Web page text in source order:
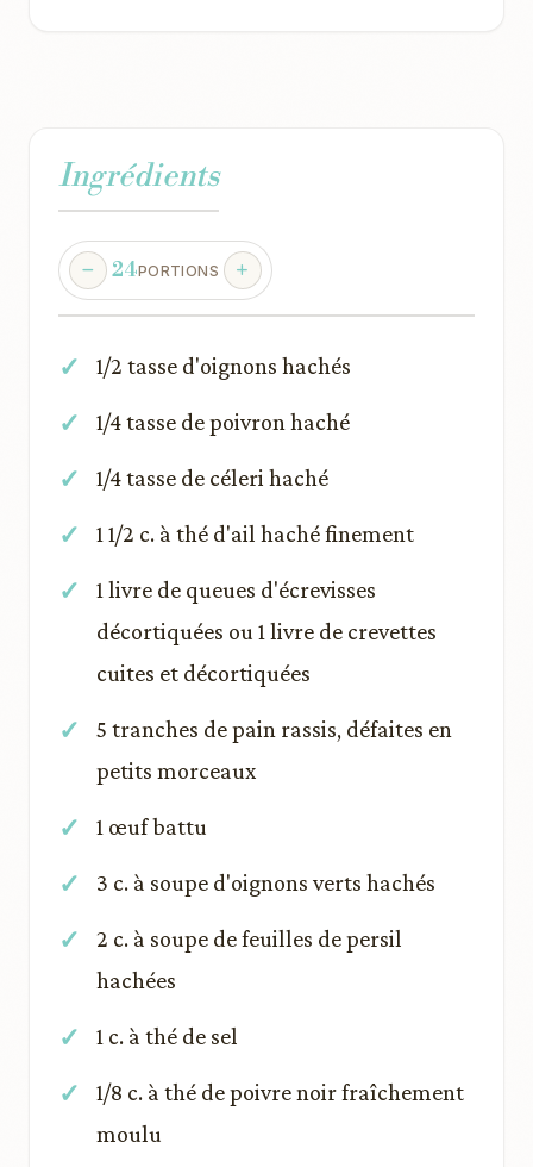
Ingrédients
24PORTIONS
1/2 tasse d'oignons hachés
1/4 tasse de poivron haché
1/4 tasse de céleri haché
1 1/2 c. à thé d'ail haché finement
1 livre de queues d'écrevisses
décortiquées ou 1 livre de crevettes
cuites et décortiquées
5 tranches de pain rassis, défaites en
petits morceaux
1 œuf battu
3 c. à soupe d'oignons verts hachés
2 c. à soupe de feuilles de persil
hachées
1 c. à thé de sel
1/8 c. à thé de poivre noir fraîchement
moulu